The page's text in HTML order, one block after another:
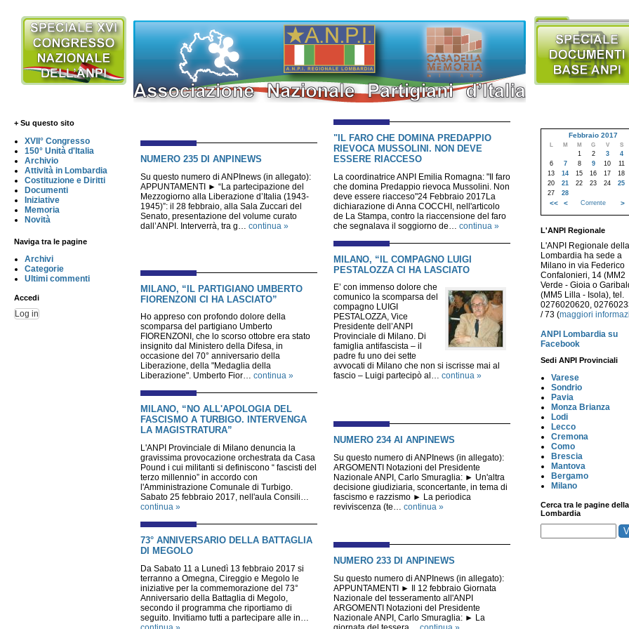
+ Su questo sito
XVII° Congresso
150° Unità d'Italia
Archivio
Attività in Lombardia
Costituzione e Diritti
Documenti
Iniziative
Memoria
Novità
Naviga tra le pagine
Archivi
Categorie
Ultimi commenti
Accedi
Log in
NUMERO 235 DI ANPINEWS
Su questo numero di ANPInews (in allegato):
APPUNTAMENTI ► “La partecipazione del
Mezzogiorno alla Liberazione d’Italia (1943-
1945)”: il 28 febbraio, alla Sala Zuccari del
Senato, presentazione del volume curato
dall’ANPI. Interverrà, tra g… continua »
"IL FARO CHE DOMINA PREDAPPIO
RIEVOCA MUSSOLINI. NON DEVE
ESSERE RIACCESO
La coordinatrice ANPI Emilia Romagna: "Il faro
che domina Predappio rievoca Mussolini. Non
deve essere riacceso"24 Febbraio 2017La
dichiarazione di Anna COCCHI, nell'articolo
de La Stampa, contro la riaccensione del faro
che segnalava il soggiorno de… continua »
MILANO, “IL PARTIGIANO UMBERTO
FIORENZONI CI HA LASCIATO”
Ho appreso con profondo dolore della
scomparsa del partigiano Umberto
FIORENZONI, che lo scorso ottobre era stato
insignito dal Ministero della Difesa, in
occasione del 70° anniversario della
Liberazione, della "Medaglia della
Liberazione". Umberto Fior… continua »
MILANO, “IL COMPAGNO LUIGI
PESTALOZZA CI HA LASCIATO
E’ con immenso dolore che
comunico la scomparsa del
compagno LUIGI
PESTALOZZA, Vice
Presidente dell’ANPI
Provinciale di Milano. Di
famiglia antifascista – il
padre fu uno dei sette
avvocati di Milano che non si iscrisse mai al
fascio – Luigi partecipò al… continua »
MILANO, “NO ALL'APOLOGIA DEL
FASCISMO A TURBIGO. INTERVENGA
LA MAGISTRATURA”
L'ANPI Provinciale di Milano denuncia la
gravissima provocazione orchestrata da Casa
Pound i cui militanti si definiscono “ fascisti del
terzo millennio” in accordo con
l'Amministrazione Comunale di Turbigo.
Sabato 25 febbraio 2017, nell'aula Consili…
continua »
NUMERO 234 AI ANPINEWS
Su questo numero di ANPInews (in allegato):
ARGOMENTI Notazioni del Presidente
Nazionale ANPI, Carlo Smuraglia: ► Un'altra
decisione giudiziaria, sconcertante, in tema di
fascismo e razzismo ► La periodica
reviviscenza (te… continua »
73° ANNIVERSARIO DELLA BATTAGLIA
DI MEGOLO
Da Sabato 11 a Lunedì 13 febbraio 2017 si
terranno a Omegna, Cireggio e Megolo le
iniziative per la commemorazione del 73°
Anniversario della Battaglia di Megolo,
secondo il programma che riportiamo di
seguito. Invitiamo tutti a partecipare alle in…
NUMERO 233 DI ANPINEWS
Su questo numero di ANPInews (in allegato):
APPUNTAMENTI ► Il 12 febbraio Giornata
Nazionale del tesseramento all'ANPI
ARGOMENTI Notazioni del Presidente
Nazionale ANPI, Carlo Smuraglia: ► La
Febbraio 2017
L M M G V S
1 2 3 4
6
7 8 9 10 11
13
14 15 16 17 18
20
21 22 23 24 25
27
28
<< < Corrente >
L'ANPI Regionale
L'ANPI Regionale della
Lombardia ha sede a
Milano in via Federico
Confalonieri, 14 (MM2
Verde - Gioia o
(MM5 Lilla - Isola), tel.
0276020620,
/ 73 (maggiori
ANPI Lombardia su
Facebook
Sedi ANPI Provinciali
Varese
Sondrio
Pavia
Monza Brianza
Lodi
Lecco
Cremona
Como
Brescia
Mantova
Bergamo
Milano
Cerca tra le pagine della
Lombardia